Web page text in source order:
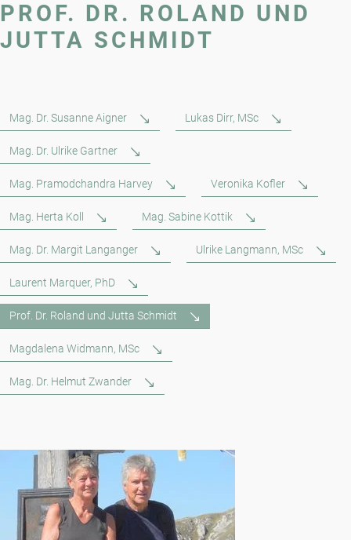
PROF. DR. ROLAND UND
JUTTA SCHMIDT
Mag. Dr. Susanne Aigner Lukas Dirr, MSc
Mag. Dr. Ulrike Gartner
Mag. Pramodchandra Harvey Veronika Kofler
Mag. Herta Koll Mag. Sabine Kottik
Mag. Dr. Margit Langanger Ulrike Langmann, MSc
Laurent Marquer, PhD
Prof. Dr. Roland und Jutta Schmidt
Magdalena Widmann, MSc
Mag. Dr. Helmut Zwander